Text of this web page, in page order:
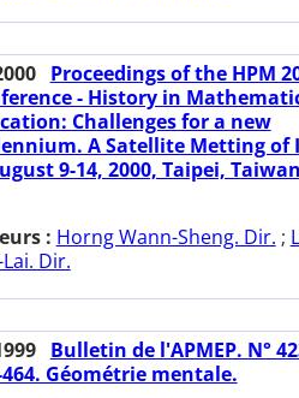
Proceedings of the HPM
- History in
Challenges for a new
A Satellite Metting of
9-14, 2000, Taipei,
: Horng Wann-Sheng. Dir. ;
Dir.
Bulletin de l'APMEP. N°
464. Géométrie mentale.